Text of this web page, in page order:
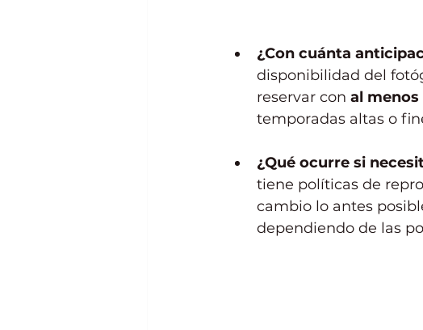
¿Con cuánta
disponibilidad del
reservar con al menos
temporadas altas o
¿Qué ocurre si
tiene políticas de
cambio lo antes
dependiendo de las